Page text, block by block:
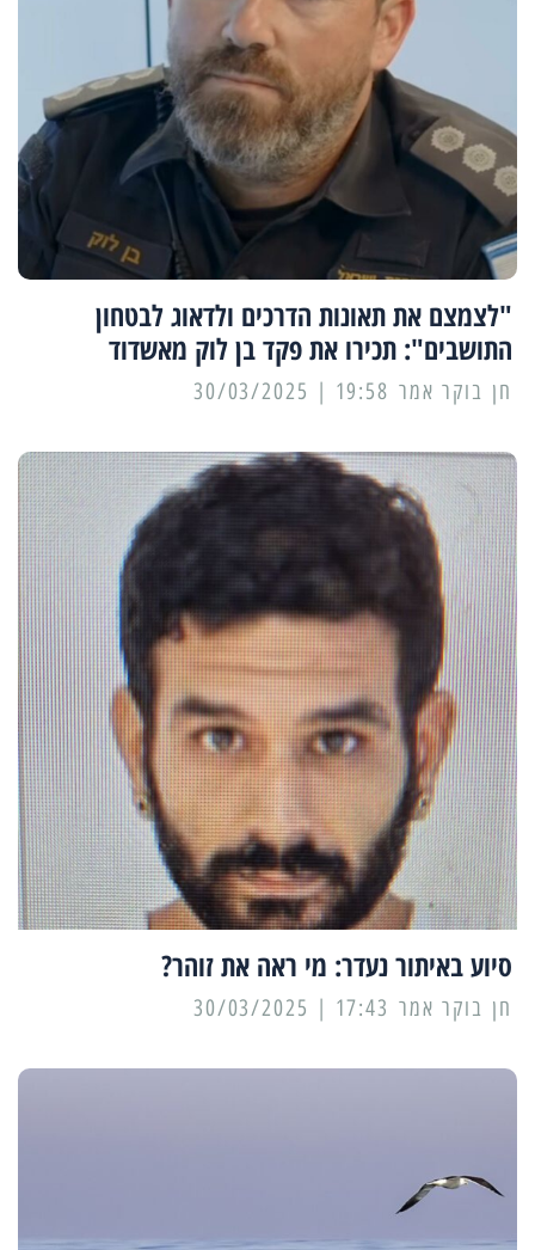
"לצמצם את תאונות הדרכים ולדאוג לבטחון
התושבים": תכירו את פקד בן לוק מאשדוד
19:58 | 30/03/2025
סיוע באיתור נעדר: מי ראה את זוהר?
17:43 | 30/03/2025